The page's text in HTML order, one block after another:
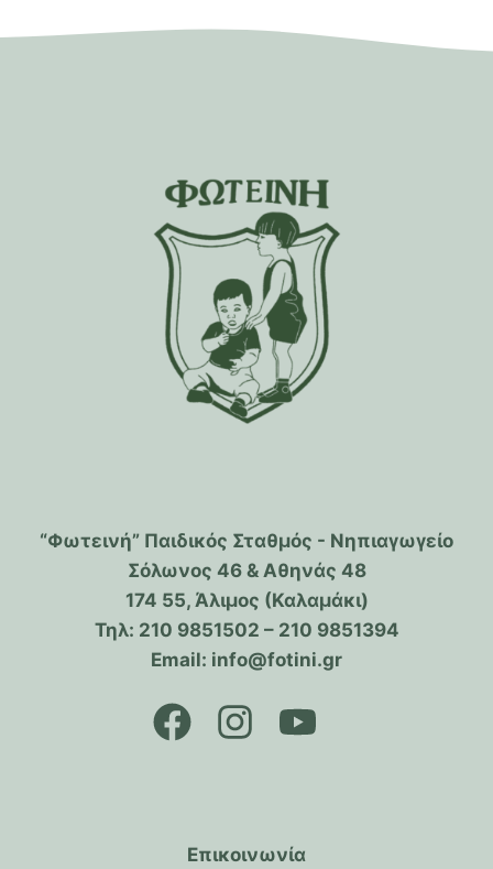
“Φωτεινή” Παιδικός Σταθμός - Νηπιαγωγείο
Σόλωνος 46 & Αθηνάς 48
174 55, Άλιμος (Καλαμάκι)
Τηλ: 210 9851502 – 210 9851394
Email: info@fotini.gr
Επικοινωνία